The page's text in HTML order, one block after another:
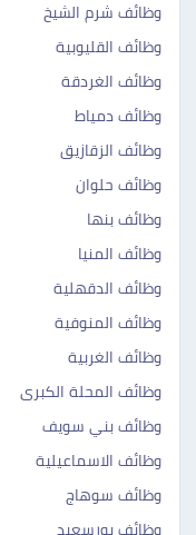
وظائف شرم الشيخ
وظائف القليوبية
وظائف الغردقة
وظائف دمياط
وظائف الزقازيق
وظائف حلوان
وظائف بنها
وظائف المنيا
وظائف الدقهلية
وظائف المنوفية
وظائف الغربية
وظائف المحلة الكبرى
وظائف بني سويف
وظائف الاسماعيلية
وظائف سوهاج
وظائف بورسعيد